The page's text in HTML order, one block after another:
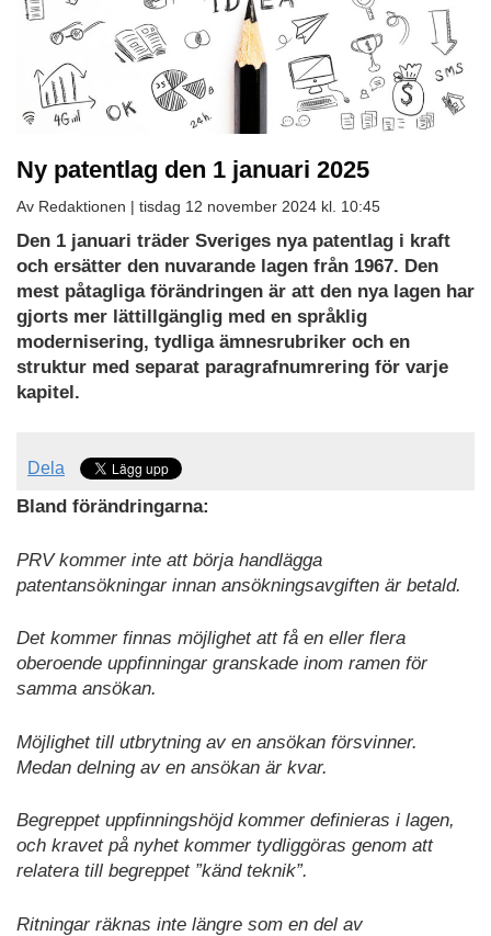
Ny patentlag den 1 januari 2025
Av Redaktionen | tisdag 12 november 2024 kl. 10:45
Den 1 januari träder Sveriges nya patentlag i kraft
och ersätter den nuvarande lagen från 1967. Den
mest påtagliga förändringen är att den nya lagen har
gjorts mer lättillgänglig med en språklig
modernisering, tydliga ämnesrubriker och en
struktur med separat paragrafnumrering för varje
kapitel.
Dela
Bland förändringarna:
PRV kommer inte att börja handlägga
patentansökningar innan ansökningsavgiften är betald.
Det kommer finnas möjlighet att få en eller flera
oberoende uppfinningar granskade inom ramen för
samma ansökan.
Möjlighet till utbrytning av en ansökan försvinner.
Medan delning av en ansökan är kvar.
Begreppet uppfinningshöjd kommer definieras i lagen,
och kravet på nyhet kommer tydliggöras genom att
relatera till begreppet ”känd teknik”.
Ritningar räknas inte längre som en del av